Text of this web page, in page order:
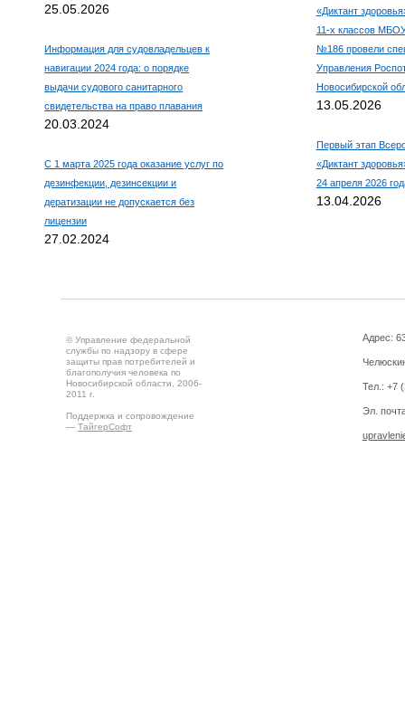
25.05.2026
Информация для судовладельцев к
навигации 2024 года: о порядке
выдачи судового санитарного
свидетельства на право плавания
20.03.2024
С 1 марта 2025 года оказание услуг по
дезинфекции, дезинсекции и
дератизации не допускается без
лицензии
27.02.2024
«Диктант
11-х классов
№186 провели
Управления
Новосибирской
13.05.2026
Первый этап
«Диктант
24 апреля 2026
13.04.2026
© Управление федеральной
службы по надзору в сфере
защиты прав потребителей и
благополучия человека по
Новосибирской области, 2006-
2011 г.
Поддержка и сопровождение
— ТайгерСофт
Адрес:
Тел.: +7
Эл.